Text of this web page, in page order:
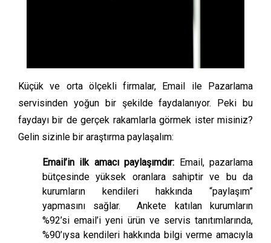
Küçük ve orta ölçekli firmalar, Email ile Pazarlama
servisinden yoğun bir şekilde faydalanıyor. Peki bu
faydayı bir de gerçek rakamlarla görmek ister misiniz?
Gelin sizinle bir araştırma paylaşalım:
Email’in ilk amacı paylaşımdır: Email, pazarlama
bütçesinde yüksek oranlara sahiptir ve bu da
kurumların kendileri hakkında “paylaşım”
yapmasını sağlar. Ankete katılan kurumların
%92’si email’i yeni ürün ve servis tanıtımlarında,
%90’ıysa kendileri hakkında bilgi verme amacıyla